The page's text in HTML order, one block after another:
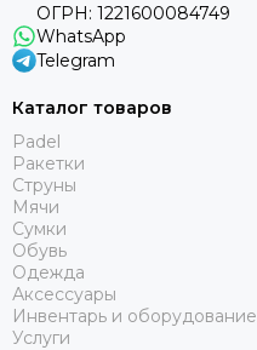
ОГРН: 1221600084749
WhatsApp
Telegram
Каталог товаров
Padel
Ракетки
Струны
Мячи
Сумки
Обувь
Одежда
Аксессуары
Инвентарь и оборудование
Услуги